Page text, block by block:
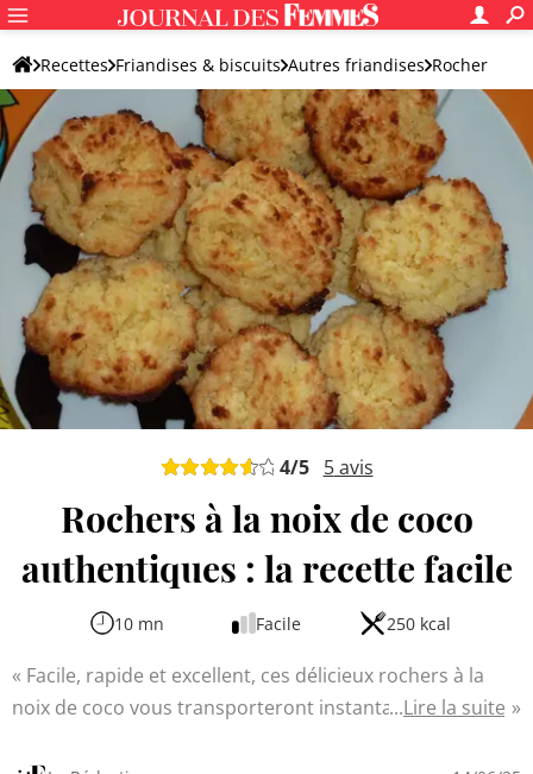
Recettes Friandises & biscuits Autres friandises Rocher
4/5 5avis
Rochers à la noix de coco
authentiques : la recette facile
10 mn Facile 250 kcal
Facile, rapide et excellent, ces délicieux rochers à la
noix de coco vous transporteront instantanément sous
Lire la suite